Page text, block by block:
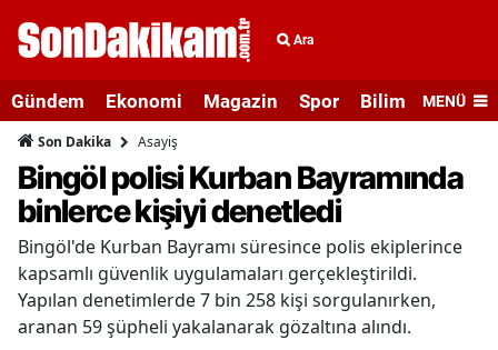
Ara
Gündem Ekonomi Magazin Spor Bilim veMENÜ
Son Dakika Asayiş
Bingöl polisi Kurban Bayramında
binlerce kişiyi denetledi
Bingöl'de Kurban Bayramı süresince polis ekiplerince
kapsamlı güvenlik uygulamaları gerçekleştirildi.
Yapılan denetimlerde 7 bin 258 kişi sorgulanırken,
aranan 59 şüpheli yakalanarak gözaltına alındı.